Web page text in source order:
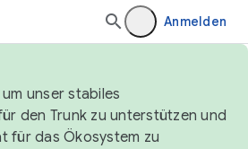
Anmelden
unser stabiles
den Trunk zu unterstützen und
für das Ökosystem zu